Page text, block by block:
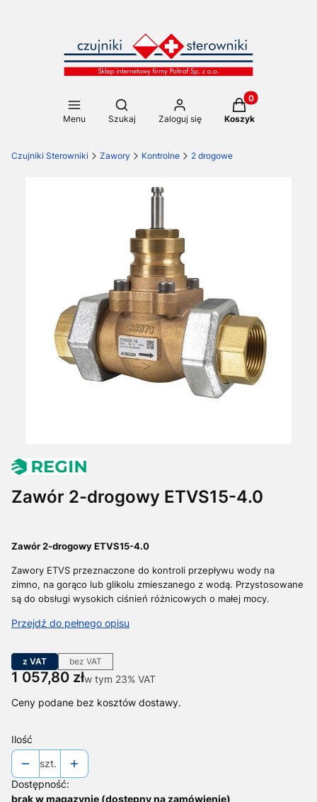
Menu
Otwórz wyszukiwarkę
Szukaj Zaloguj się
Produkty w
Koszyk
Czujniki Sterowniki Zawory Kontrolne 2 drogowe
Zawór 2-drogowy ETVS15-4.0
Zawór 2-drogowy ETVS15-4.0
Zawory ETVS przeznaczone do kontroli przepływu wody na
zimno, na gorąco lub glikolu zmieszanego z wodą. Przystosowane
są do obsługi wysokich ciśnień różnicowych o małej mocy.
Przejdź do pełnego opisu
z VAT bez VAT
Cena
1 057,80 złw tym 23% VAT
w tym 23% VAT
Ceny podane bez kosztów dostawy.
Ilość
szt.
Dostępność:
brak w magazynie (dostępny na zamówienie)